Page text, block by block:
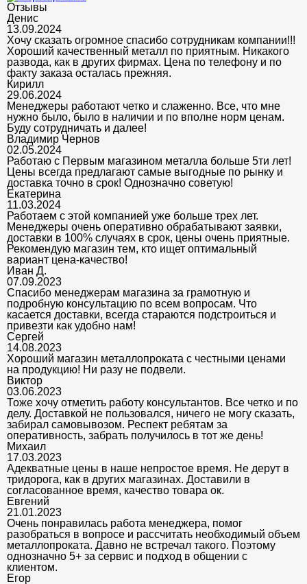
Отзывы
Денис
13.09.2024
Хочу сказать огромное спасибо сотрудникам компании!!!
Хороший качественный металл по приятным. Никакого
развода, как в других фирмах. Цена по телефону и по
факту заказа осталась прежняя.
Кирилл
29.06.2024
Менеджеры работают четко и слаженно. Все, что мне
нужно было, было в наличии и по вполне норм ценам.
Буду сотрудничать и далее!
Владимир Чернов
02.05.2024
Работаю с Первым магазином металла больше 5ти лет!
Цены всегда предлагают самые выгодные по рынку и
доставка точно в срок! Однозначно советую!
Екатерина
11.03.2024
Работаем с этой компанией уже больше трех лет.
Менеджеры очень оперативно обрабатывают заявки,
доставки в 100% случаях в срок, цены очень приятные.
Рекомендую магазин тем, кто ищет оптимальный
вариант цена-качество!
Иван Д.
07.09.2023
Спасибо менеджерам магазина за грамотную и
подробную консультацию по всем вопросам. Что
касается доставки, всегда стараются подстроиться и
привезти как удобно нам!
Сергей
14.08.2023
Хороший магазин металлопроката с честными ценами
на продукцию! Ни разу не подвели.
Виктор
03.06.2023
Тоже хочу отметить работу консультантов. Все четко и по
делу. Доставкой не пользовался, ничего не могу сказать,
забирал самовывозом. Респект ребятам за
оперативность, забрать получилось в тот же день!
Михаил
17.03.2023
Адекватные цены в наше непростое время. Не дерут в
тридорога, как в других магазинах. Доставили в
согласованное время, качество товара ок.
Евгений
21.01.2023
Очень понравилась работа менеджера, помог
разобраться в вопросе и рассчитать необходимый объем
металлопроката. Давно не встречал такого. Поэтому
однозначно 5+ за сервис и подход в общении с
клиентом.
Егор